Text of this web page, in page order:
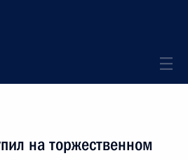
на торжественном